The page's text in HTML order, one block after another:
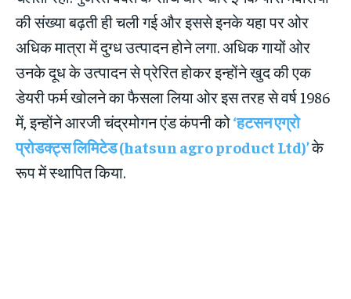
की संख्या बढ़ती ही चली गई और इससे इनके यहा पर ओर
अधिक मात्रा में दुग्ध उत्पादन होने लगा. अधिक गायों ओर
उनके दूध के उत्पादन से प्रेरित होकर इन्होंने खुद की एक
डेयरी फर्म खोलने का फैसला लिया ओर इस तरह से वर्ष 1986
में, इन्होंने आरजी चंद्रमोगन एंड कंपनी को‘हटसन एग्रो
प्रोडक्ट्स लिमिटेड (hatsun agro product Ltd)’के
रूप में स्थापित किया.